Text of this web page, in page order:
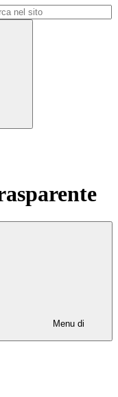
Menu di